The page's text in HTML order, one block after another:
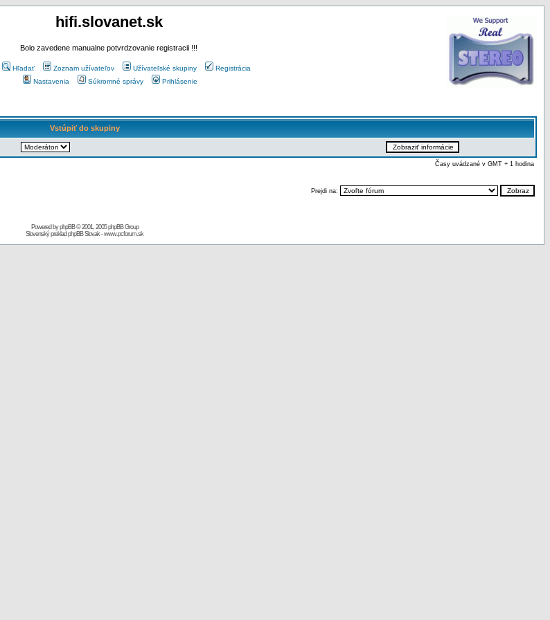
hifi.slovanet.sk
Bolo zavedene manualne potvrdzovanie registracii !!!
Hľadať Zoznam užívateľov Užívateľské skupiny
Registrácia
Nastavenia
Súkromné správy Prihlásenie
Vstúpiť do skupiny
Časy uvádzané v GMT + 1 hodina
Prejdi na:
Powered byphpBB© 2001, 2005 phpBB Group
Slovenský preklad phpBB Slovak-www.pcforum.sk